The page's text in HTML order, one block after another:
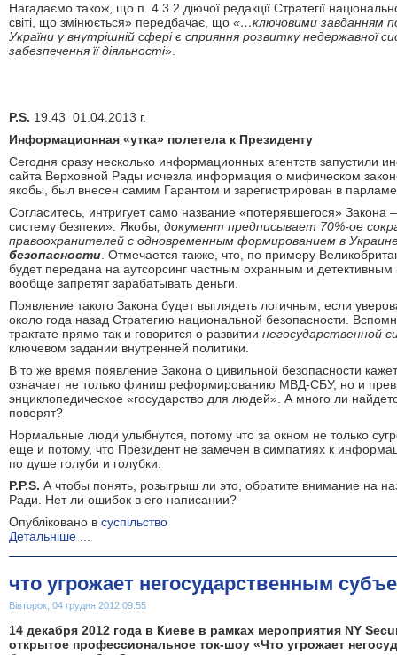
Нагадаємо також, що п. 4.3.2 діючої редакції Стратегії
світі, що змінюється» передбачає, що «…ключовими завданням
України у внутрішній сфері є сприяння розвитку недержавної
забезпечення її діяльності».
P.S. 19.43 01.04.2013 г.
Информационная «утка» полетела к Президенту
Сегодня сразу несколько информационных агентств запустили
сайта Верховной Рады исчезла информация о мифическом
якобы, был внесен самим Гарантом и зарегистрирован в
Согласитесь, интригует само название «потерявшегося» Закона
систему безпеки». Якобы , документ предписывает 70%-ое
правоохранителей с одновременным формированием в
безопасности . Отмечается также, что, по примеру
будет передана на аутсорсинг частным охранным и
вообще запретят зарабатывать деньги.
Появление такого Закона будет выглядеть логичным, если
около года назад Стратегию национальной безопасности.
трактате прямо так и говорится о развитии негосударственной
ключевом задании внутренней политики.
В то же время появление Закона о цивильной безопасности
означает не только финиш реформированию МВД-СБУ, но и
энциклопедическое «государство для людей». А много ли
поверят?
Нормальные люди улыбнутся, потому что за окном не только
еще и потому, что Президент не замечен в симпатиях к
по душе голуби и голубки.
P.P.S. А чтобы понять, розыгрыш ли это, обратите внимание на
Ради. Нет ли ошибок в его написании?
Опубліковано в суспільство
Детальніше ...
что угрожает негосударственным
Вівторок, 04 грудня 2012 09:55
14 декабря 2012 года в Киеве в рамках мероприятия NY
открытое профессиональное ток-шоу «Что угрожает